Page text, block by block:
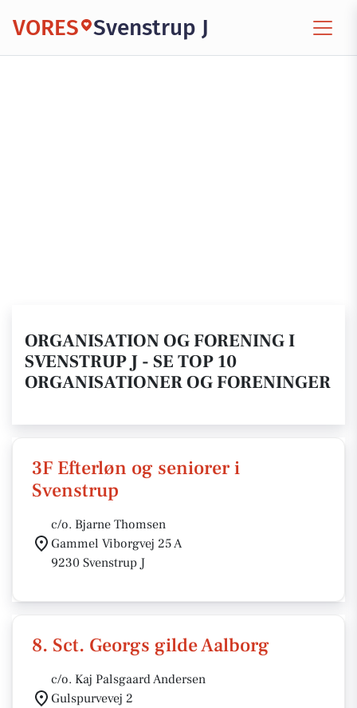
VORES Svenstrup J
ORGANISATION OG FORENING I
SVENSTRUP J - SE TOP 10
ORGANISATIONER OG FORENINGER
3F Efterløn og seniorer i
Svenstrup
c/o. Bjarne Thomsen
Gammel Viborgvej 25 A
9230 Svenstrup J
8. Sct. Georgs gilde Aalborg
c/o. Kaj Palsgaard Andersen
Gulspurvevej 2